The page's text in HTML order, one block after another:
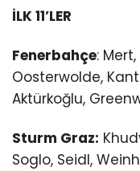
İLK 11’LER
Fenerbahçe:
Oosterwolde,
Aktürkoğlu,
Sturm Graz:
Soglo, Seidl,